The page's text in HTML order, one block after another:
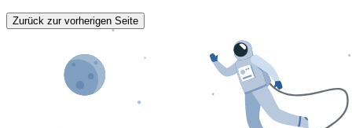
Zurück zur vorherigen Seite